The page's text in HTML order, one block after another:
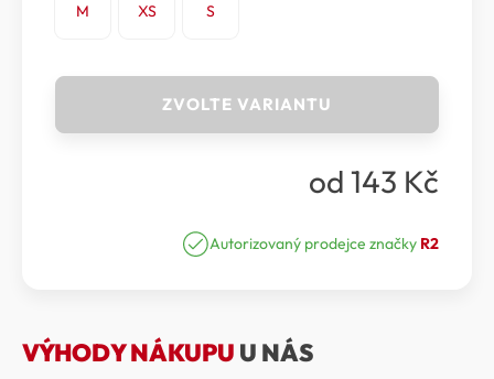
M XS S
-
ZVOLTE VARIANTU
od 143 Kč
Autorizovaný prodejce značky R2
VÝHODY NÁKUPU U NÁS